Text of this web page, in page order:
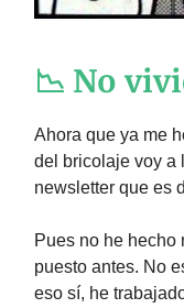
📉 No
Ahora que ya me
del bricolaje voy a
newsletter que es
Pues no he hecho
puesto antes. No
eso sí, he